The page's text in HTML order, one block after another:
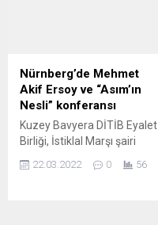
“Plastik Aşklar”, “Bir Garip
Orhan Veli” ve “Kürk Mantolu
Madonna” oyunları
sahnelendi....
Nürnberg’de Mehmet
Akif Ersoy ve “Asım’ın
Nesli” konferansı
Kuzey Bavyera DİTİB Eyalet
Birliği, İstiklal Marşı şairi
toplantısı düzenledi.
22.03.2022 0 56